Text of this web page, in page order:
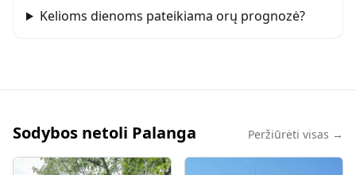
Kelioms dienoms pateikiama orų prognozė?
Sodybos netoli Palanga Peržiūrėti visas →